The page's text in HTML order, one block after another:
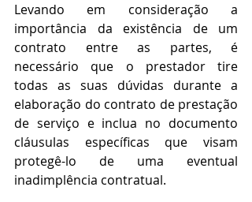
Levando em consideração a
importância da existência de um
contrato entre as partes, é
necessário que o prestador tire
todas as suas dúvidas durante a
elaboração do contrato de prestação
de serviço e inclua no documento
cláusulas específicas que visam
protegê-lo de uma eventual
inadimplência contratual.